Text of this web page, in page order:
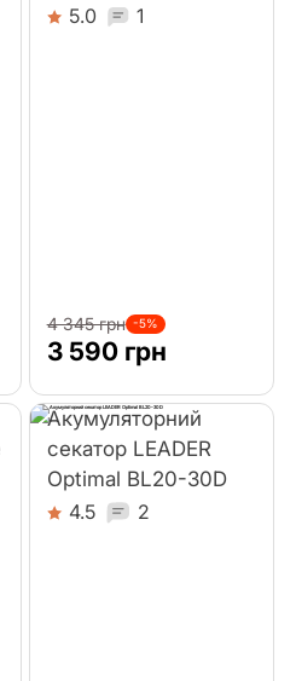
АКБ 2000мАг та ЗП
5.0 1
4 345 грн -5%
3 590 грн
Акумуляторний
секатор LEADER
Optimal BL20-30D
4.5 2